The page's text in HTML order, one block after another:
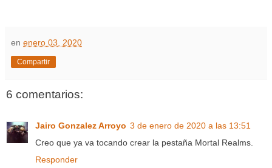
en enero 03, 2020
Compartir
6 comentarios:
Jairo Gonzalez Arroyo 3 de enero de 2020 a las 13:51
Creo que ya va tocando crear la pestaña Mortal Realms.
Responder